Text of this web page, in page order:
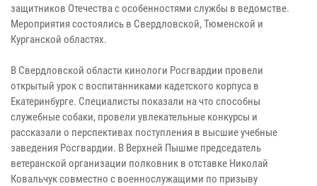
защитников Отечества с особенностями службы в ведомстве.
Мероприятия состоялись в Свердловской, Тюменской и
Курганской областях.
В Свердловской области кинологи Росгвардии провели
открытый урок с воспитанниками кадетского корпуса в
Екатеринбурге. Специалисты показали на что способны
служебные собаки, провели увлекательные конкурсы и
рассказали о перспективах поступления в высшие учебные
заведения Росгвардии. В Верхней Пышме председатель
ветеранской организации полковник в отставке Николай
Ковальчук совместно с военнослужащими по призыву